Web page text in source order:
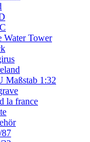
Water Tower
Maßstab 1:32
la france
87